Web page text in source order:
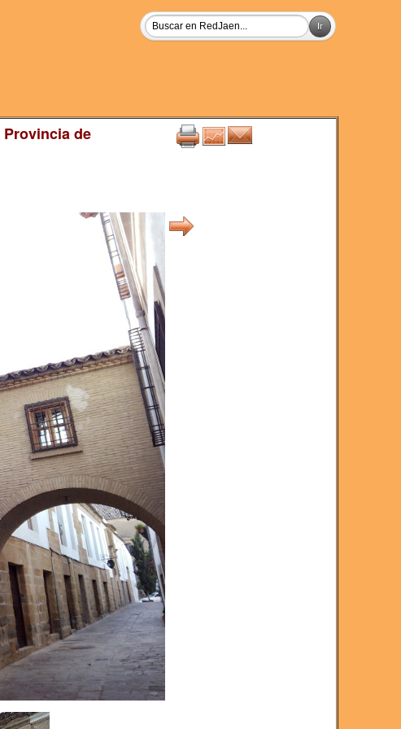
Provincia de